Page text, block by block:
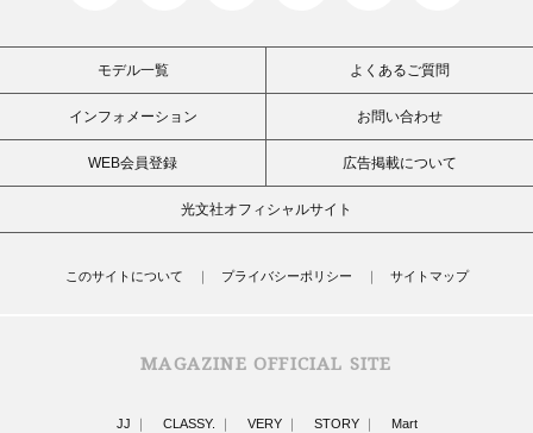
モデル一覧 よくあるご質問
インフォメーション お問い合わせ
WEB会員登録 広告掲載について
光文社オフィシャルサイト
このサイトについて プライバシーポリシー サイトマップ
MAGAZINE OFFICIAL SITE
JJ CLASSY. VERY STORY Mart